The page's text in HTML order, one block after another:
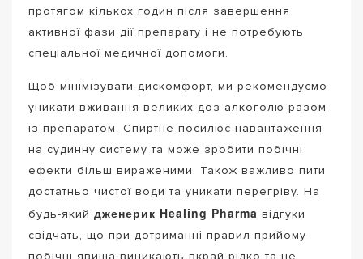
протягом кількох годин після завершення
активної фази дії препарату і не потребують
спеціальної медичної допомоги.
Щоб мінімізувати дискомфорт, ми рекомендуємо
уникати вживання великих доз алкоголю разом
із препаратом. Спиртне посилює навантаження
на судинну систему та може зробити побічні
ефекти більш вираженими. Також важливо пити
достатньо чистої води та уникати перегріву. На
будь-який дженерик Healing Pharma відгуки
свідчать, що при дотриманні правил прийому
побічні явища виникають вкрай рідко та не